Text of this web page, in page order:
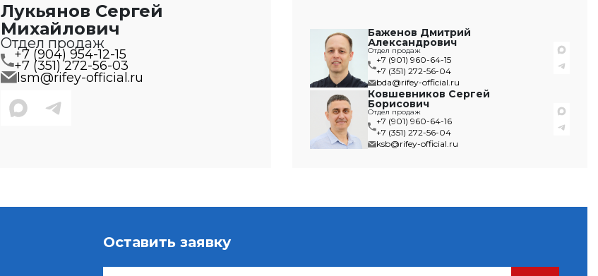
Лукьянов Сергей
Михайлович
Отдел продаж
+7 (904) 954-12-15
+7 (351) 272-56-03
lsm@rifey-official.ru
Баженов Дмитрий
Александрович
Отдел продаж
+7 (901) 960-64-15
+7 (351) 272-56-04
bda@rifey-official.ru
Ковшевников Сергей
Борисович
Отдел продаж
+7 (901) 960-64-16
+7 (351) 272-56-04
ksb@rifey-official.ru
Оставить заявку